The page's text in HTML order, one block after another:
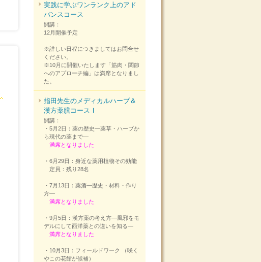
実践に学ぶワンランク上のアド
バンスコース
開講：
12月開催予定
※詳しい日程につきましてはお問合せ
ください。
※10月に開催いたします「筋肉・関節
へのアプローチ編」は満席となりまし
た。
指田先生のメディカルハーブ＆
漢方薬膳コースⅠ
開講：
・5月2日：薬の歴史―薬草・ハーブか
ら現代の薬まで―
満席となりました
・6月29日：身近な薬用植物その効能
定員：残り28名
・7月13日：薬酒―歴史・材料・作り
方―
満席となりました
・9月5日：漢方薬の考え方―風邪をモ
デルにして西洋薬との違いを知る―
満席となりました
・10月3日：フィールドワーク （咲く
やこの花館が候補）